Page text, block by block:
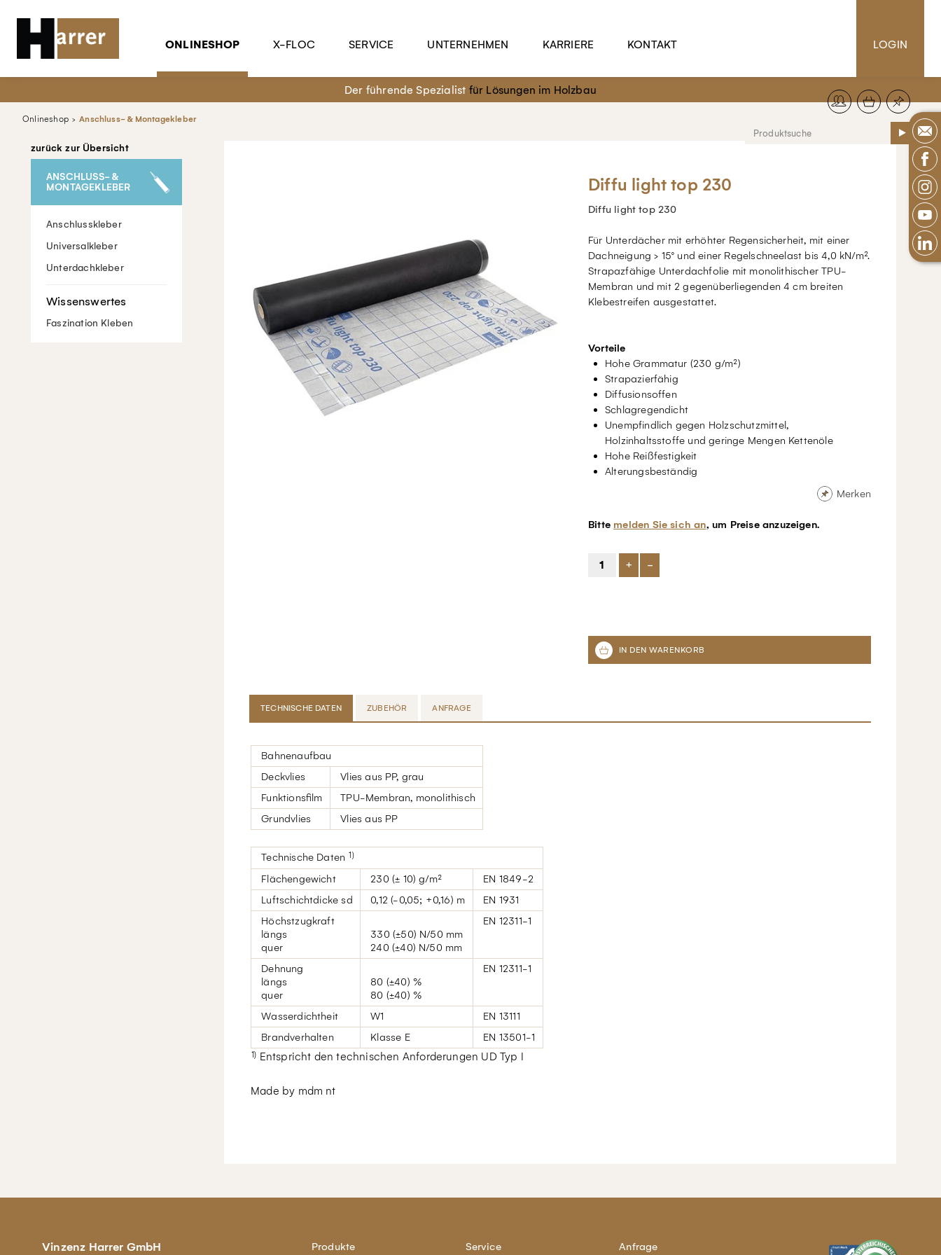
ONLINESHOP X-FLOC SERVICE UNTERNEHMEN KARRIERE KONTAKT LOGIN
Der führende Spezialist für Lösungen im Holzbau
Onlineshop Anschluss- & Montagekleber
zurück zur Übersicht
ANSCHLUSS- &
MONTAGEKLEBER
Anschlusskleber
Universalkleber
Unterdachkleber
Faszination Kleben
Diffu light top 230
Diffu light top 230
Für Unterdächer mit erhöhter Regensicherheit, mit einer
Dachneigung > 15° und einer Regelschneelast bis 4,0 kN/m².
Strapazfähige Unterdachfolie mit monolithischer TPU-
Membran und mit 2 gegenüberliegenden 4 cm breiten
Klebestreifen ausgestattet.
Vorteile
Hohe Grammatur (230 g/m²)
Strapazierfähig
Diffusionsoffen
Schlagregendicht
Unempfindlich gegen Holzschutzmittel,
Holzinhaltsstoffe und geringe Mengen Kettenöle
Hohe Reißfestigkeit
Alterungsbeständig
Merken
Bitte melden Sie sich an, um Preise anzuzeigen.
+ -
TECHNISCHE DATEN ZUBEHÖR ANFRAGE
Bahnenaufbau
Deckvlies
Vlies aus PP, grau
Funktionsﬁlm
TPU-Membran, monolithisch
Grundvlies
Vlies aus PP
Technische Daten 1)
Flächengewicht 230 (± 10) g/m²
EN 1849-2
Luftschichtdicke sd
0,12 (-0,05; +0,16) m
EN 1931
Höchstzugkraft
längs
quer
330 (±50) N/50 mm
240 (±40) N/50 mm
EN 12311-1
Dehnung
längs
quer
80 (±40) %
80 (±40) %
EN 12311-1
Wasserdichtheit W1
EN 13111
Brandverhalten
Klasse E EN 13501-1
1) Entspricht den technischen Anforderungen UD Typ I
Made by mdm nt
Vinzenz Harrer GmbH Produkte Service Anfrage